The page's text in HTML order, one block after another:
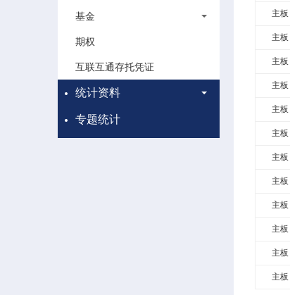
基金
期权
互联互通存托凭证
统计资料
专题统计
主板
主板
主板
主板
主板
主板
主板
主板
主板
主板
主板
主板